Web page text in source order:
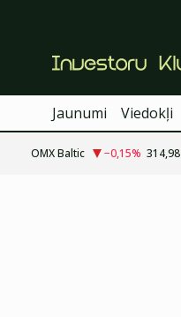
Jaunumi Viedokļi
OMX Baltic −0,15% 314,98